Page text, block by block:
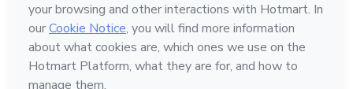
Conheça a Hotmart
Idioma
Português